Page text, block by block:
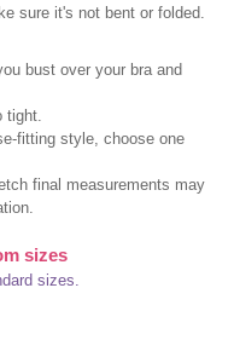
sure it's not bent or folded.
bust over your bra and
tight.
fitting style, choose one
final measurements may
sizes
sizes.